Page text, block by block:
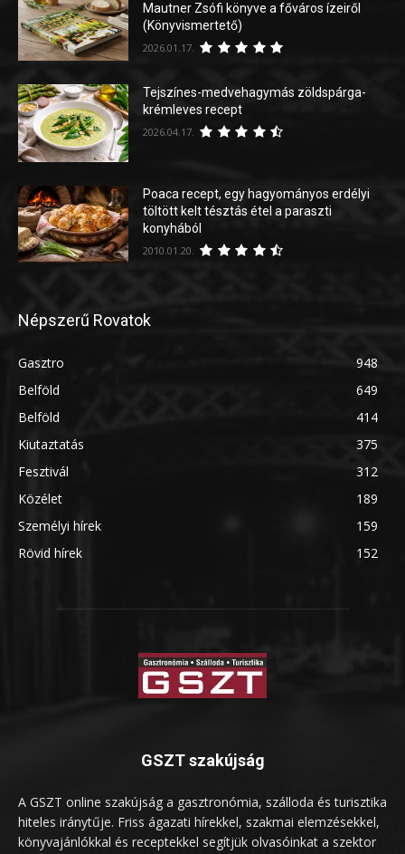
Mautner Zsófi könyve a főváros ízeiről
(Könyvismertető)
2026.01.17.
Tejszínes-medvehagymás zöldspárga-
krémleves recept
2026.04.17.
Poaca recept, egy hagyományos erdélyi
töltött kelt tésztás étel a paraszti
konyhából
2010.01.20.
Népszerű Rovatok
Gasztro
948
Belföld
649
Belföld
414
Kiutaztatás
375
Fesztivál
312
Közélet
189
Személyi hírek
159
Rövid hírek
152
GSZT szakújság
A GSZT online szakújság a gasztronómia, szálloda és turisztika
hiteles iránytűje. Friss ágazati hírekkel, szakmai elemzésekkel,
könyvajánlókkal és receptekkel segítjük olvasóinkat a szektor